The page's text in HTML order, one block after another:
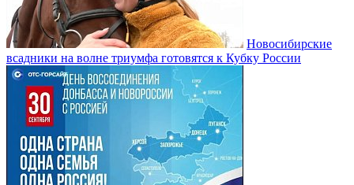
Новосибирские
всадники на волне триумфа готовятся к Кубку России